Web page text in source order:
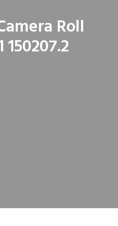
Roll
150207.2